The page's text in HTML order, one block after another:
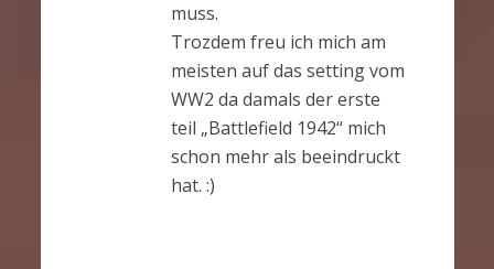
muss.
Trozdem freu ich mich am
meisten auf das setting vom
WW2 da damals der erste
teil „Battlefield 1942“ mich
schon mehr als beeindruckt
hat. :)